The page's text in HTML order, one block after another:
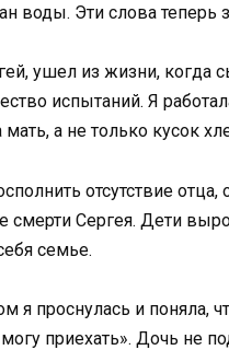
воды. Эти слова
ушел из жизни, когда
испытаний. Я
а не только кусок
отсутствие
смерти Сергея. Дети
семье.
я проснулась и поняла,
приехать». Дочь не